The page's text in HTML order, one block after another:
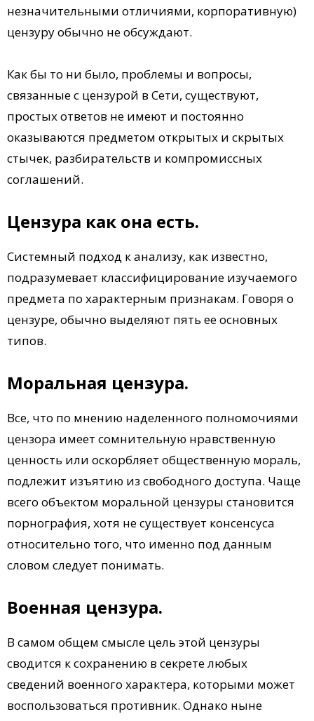
незначительными отличиями, корпоративную)
цензуру обычно не обсуждают.
Как бы то ни было, проблемы и вопросы,
связанные с цензурой в Сети, существуют,
простых ответов не имеют и постоянно
оказываются предметом открытых и скрытых
стычек, разбирательств и компромиссных
соглашений.
Цензура как она есть.
Системный подход к анализу, как известно,
подразумевает классифицирование изучаемого
предмета по характерным признакам. Говоря о
цензуре, обычно выделяют пять ее основных
типов.
Моральная цензура.
Все, что по мнению наделенного полномочиями
цензора имеет сомнительную нравственную
ценность или оскорбляет общественную мораль,
подлежит изъятию из свободного доступа. Чаще
всего объектом моральной цензуры становится
порнография, хотя не существует консенсуса
относительно того, что именно под данным
словом следует понимать.
Военная цензура.
В самом общем смысле цель этой цензуры
сводится к сохранению в секрете любых
сведений военного характера, которыми может
воспользоваться противник. Однако ныне